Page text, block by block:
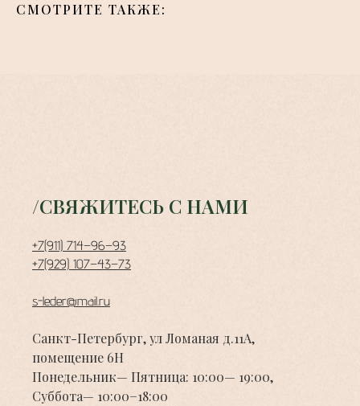
СМОТРИТЕ ТАКЖЕ:
/СВЯЖИТЕСЬ С НАМИ
+7(911) 714−96−93
+7(929) 107−43−73
s-leder@mail.ru
Санкт-Петербург, ул Ломаная д.11А,
помещение 6Н
Понедельник— Пятница: 10:00— 19:00,
Суббота— 10:00−18:00